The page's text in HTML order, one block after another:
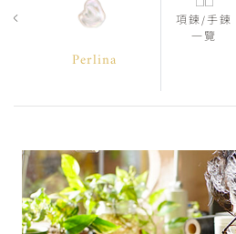
Perlina
項鍊/手鍊
一覽